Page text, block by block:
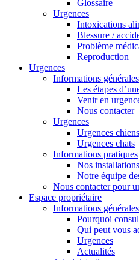
Glossaire
Urgences
Intoxications
Blessure /
Problème
Reproduction
Urgences
Informations générales
Les étapes
Venir en
Nous contacter
Urgences
Urgences chiens
Urgences chats
Informations pratiques
Nos installations
Notre équipe
Nous contacter pour
Espace propriétaire
Informations générales
Pourquoi
Qui peut vous
Urgences
Actualités